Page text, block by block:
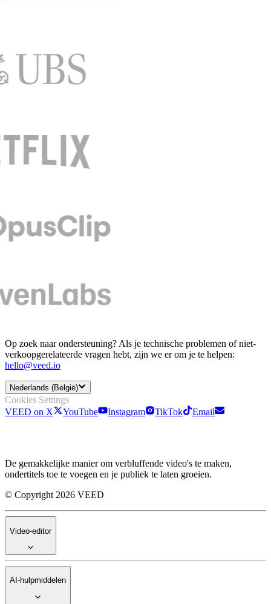
Op zoek naar ondersteuning? Als je technische problemen of niet-
verkoopgerelateerde vragen hebt, zijn we er om je te helpen:
hello@veed.io
Nederlands (België)
Cookies Settings
VEED on X
YouTube Instagram TikTok Email
De gemakkelijke manier om verbluffende video's te maken,
ondertitels toe te voegen en je publiek te laten groeien.
© Copyright 2026 VEED
Video-editor
AI-hulpmiddelen